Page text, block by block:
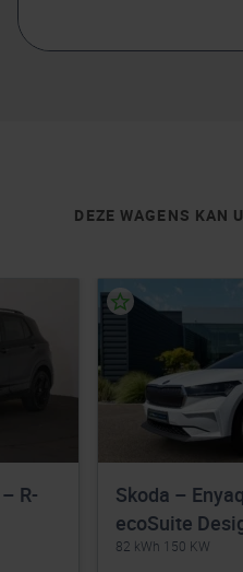
DEZE WAGENS KAN
Skoda –
ecoSuite
82 kWh 150 KW
R-